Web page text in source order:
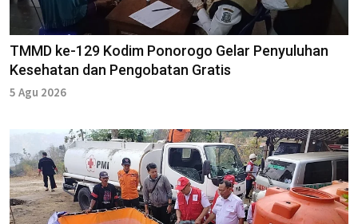
TMMD ke-129 Kodim Ponorogo Gelar Penyuluhan
Kesehatan dan Pengobatan Gratis
5 Agu 2026